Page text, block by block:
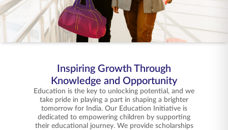
ENGLISH
ಆನ್‌ಲೈನ್‌ನಲ್ಲಿ ಖರೀದಿಸಿ ಪ್ರೀಮಿಯಂ ಪಾವತಿಸಿ
Inspiring Growth Through
Knowledge and Opportunity
Education is the key to unlocking potential, and we
take pride in playing a part in shaping a brighter
tomorrow for India. Our Education Initiative is
dedicated to empowering children by supporting
their educational journey. We provide scholarships